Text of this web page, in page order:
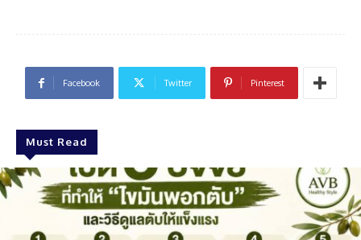
Facebook Twitter Pinterest
Must Read